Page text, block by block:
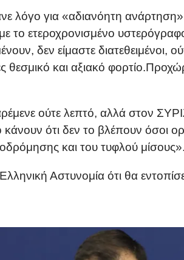
λόγο για «αδιανόητη
με το ετεροχρονισμένο
δεν είμαστε διατεθειμένοι,
και αξιακό
ούτε λεπτό, αλλά στον
ότι δεν το βλέπουν όσοι
και του τυφλού
Αστυνομία ότι θα